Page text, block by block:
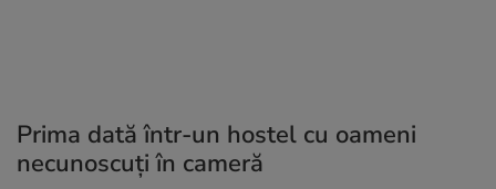
Prima dată într-un hostel cu oameni
necunoscuți în cameră